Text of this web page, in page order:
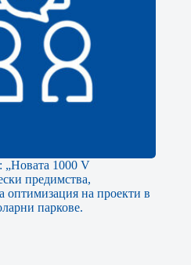
„Новата 1000 V
предимства,
оптимизация на проекти в
паркове.